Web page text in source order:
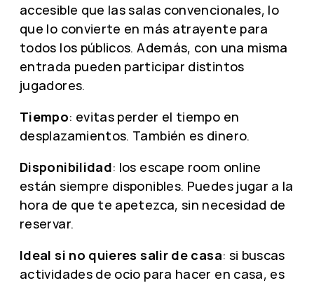
accesible que las salas convencionales, lo
que lo convierte en más atrayente para
todos los públicos. Además, con una misma
entrada pueden participar distintos
jugadores.
Tiempo: evitas perder el tiempo en
desplazamientos. También es dinero.
Disponibilidad: los escape room online
están siempre disponibles. Puedes jugar a la
hora de que te apetezca, sin necesidad de
reservar.
Ideal si no quieres salir de casa: si buscas
actividades de ocio para hacer en casa, es